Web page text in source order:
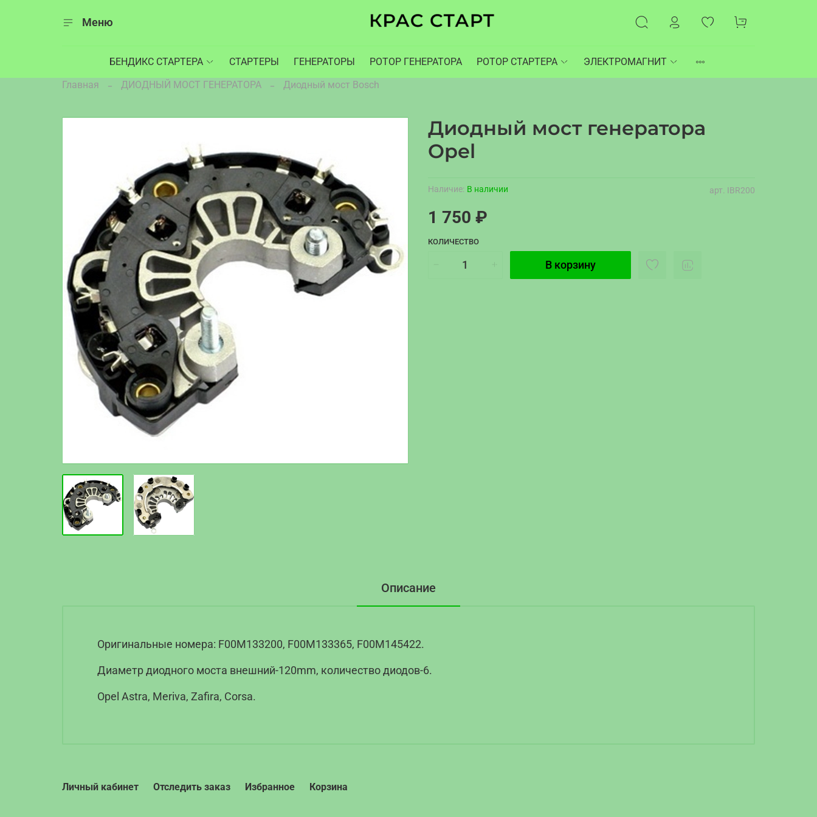
Меню
БЕНДИКС СТАРТЕРА СТАРТЕРЫ ГЕНЕРАТОРЫ РОТОР ГЕНЕРАТОРА РОТОР СТАРТЕРА
ЭЛЕКТРОМАГНИТ
Главная
ДИОДНЫЙ МОСТ ГЕНЕРАТОРА Диодный мост Bosch
арт. IBR200
Наличие: В наличии
Диодный мост генератора
Opel
1 750 ₽
КОЛИЧЕСТВО
В корзину
Описание
Оригинальные номера: F00M133200, F00M133365, F00M145422.
Диаметр диодного моста внешний-120mm, количество диодов-6.
Opel Astra, Meriva, Zafira, Corsa.
Личный кабинет Отследить заказ Избранное Корзина